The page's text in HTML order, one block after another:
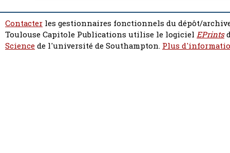
Contacter les gestionnaires fonctionnels du dépôt/
Toulouse Capitole Publications utilise le logiciel EPrints
Sciencede l'université de Southampton. Plus